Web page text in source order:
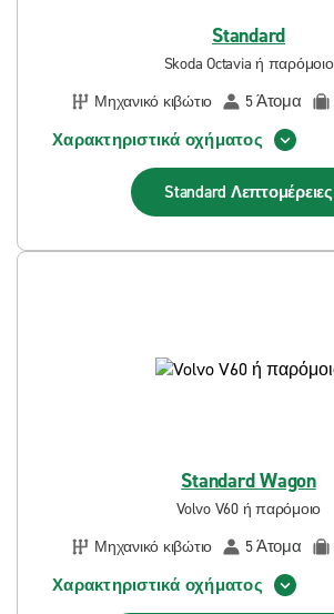
Standard
Skoda Octavia ή παρόμοιο
Μηχανικό κιβώτιο
5Άτομα
Χαρακτηριστικά οχήματος
Standard Λεπτομέρειες
Standard Wagon
Volvo V60 ή παρόμοιο
Μηχανικό κιβώτιο
5Άτομα
Χαρακτηριστικά οχήματος